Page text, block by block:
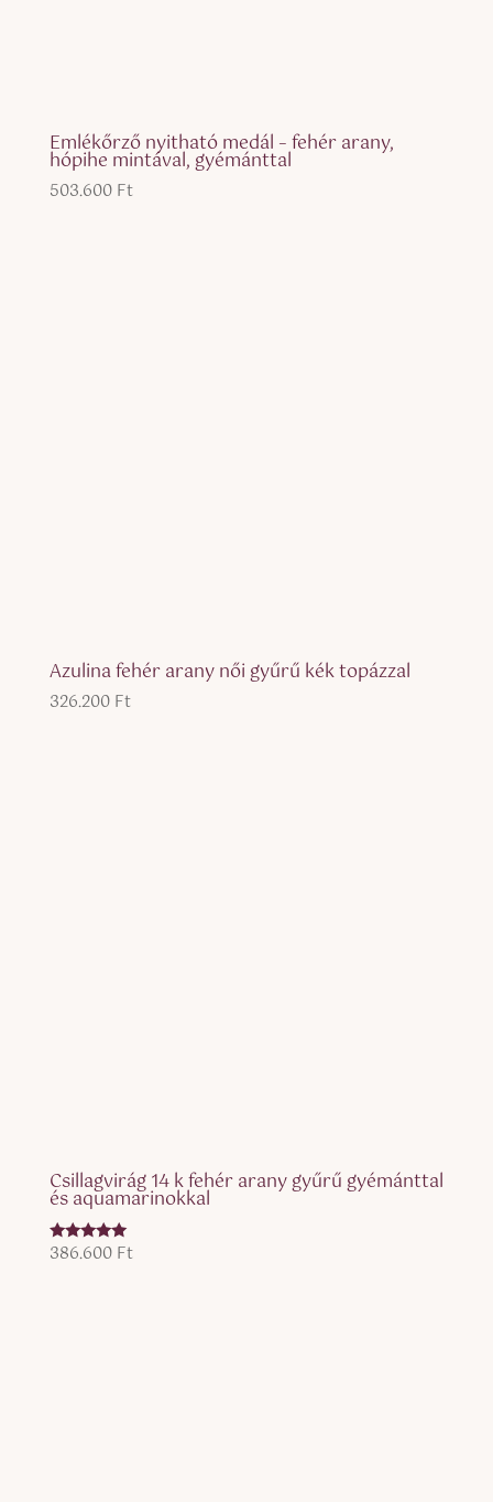
Emlékőrző nyitható medál – fehér arany,
hópihe mintával, gyémánttal
503.600 Ft
Azulina fehér arany női gyűrű kék topázzal
326.200 Ft
Csillagvirág 14 k fehér arany gyűrű gyémánttal
és aquamarinokkal
Értékelés:
386.600 Ft